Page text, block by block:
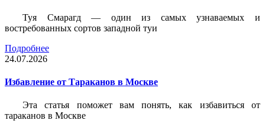
Туя Смарагд — один из самых узнаваемых и
востребованных сортов западной туи
Подробнее
24.07.2026
Избавление от Тараканов в Москве
Эта статья поможет вам понять, как избавиться от
тараканов в Москве